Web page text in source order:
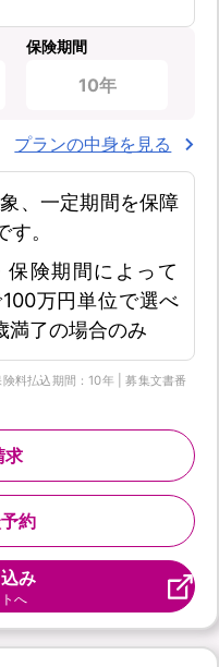
保険期間
10年
プランの中身を見る
、一定期間を保障
。
険期間によって
万円単位で選べ
満了の場合のみ
料払込期間：10年 | 募集文書番
約
求
み
へ